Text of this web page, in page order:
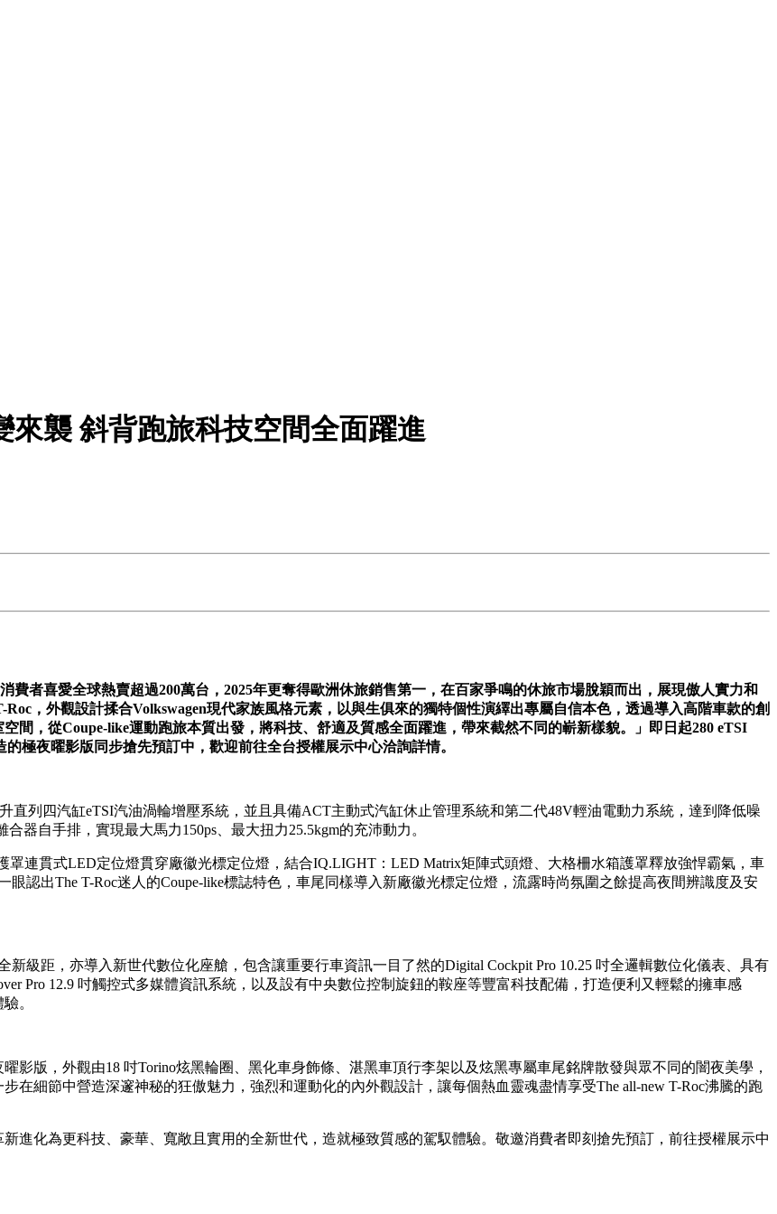
來襲 斜背跑旅科技空間全面躍進
費者喜愛全球熱賣超過200萬台， 2025年更奪得歐洲休旅銷售第一，在百家爭鳴的休旅市場脫穎而出，展現傲人實力和
Roc ，外觀設計揉合Volkswagen現代家族風格元素，以與生俱來的獨特個性演繹出專屬自信本色，透過導入高階車款的創
空間，從Coupe-like運動跑旅本質出發，將科技、舒適及質感全面躍進，帶來截然不同的嶄新樣貌。」即日起280 eTSI
極夜曜影版同步搶先預訂中，歡迎前往全台授權展示中心洽詢詳情。
直列四汽缸eTSI汽油渦輪增壓系統，並且具備ACT主動式汽缸休止管理系統和第二代48V輕油電動力系統，達到降低噪
器自手排，實現最大馬力150ps、最大扭力25.5kgm的充沛動力。
罩連貫式LED定位燈貫穿廠徽光標定位燈，結合IQ.LIGHT：LED Matrix矩陣式頭燈、大格柵水箱護罩釋放強悍霸氣，車
認出The T-Roc迷人的Coupe-like標誌特色，車尾同樣導入新廠徽光標定位燈，流露時尚氛圍之餘提高夜間辨識度及安
新級距，亦導入新世代數位化座艙，包含讓重要行車資訊一目了然的Digital Cockpit Pro 10.25 吋全邏輯數位化儀表、具有
Pro 12.9 吋觸控式多媒體資訊系統，以及設有中央數位控制旋鈕的鞍座等豐富科技配備，打造便利又輕鬆的擁車感
。
影版，外觀由18 吋Torino炫黑輪圈、黑化車身飾條、湛黑車頂行李架以及炫黑專屬車尾銘牌散發與眾不同的闇夜美學，
在細節中營造深邃神秘的狂傲魅力，強烈和運動化的內外觀設計，讓每個熱血靈魂盡情享受The all-new T-Roc沸騰的跑
新進化為更科技、豪華、寬敞且實用的全新世代，造就極致質感的駕馭體驗。敬邀消費者即刻搶先預訂，前往授權展示中